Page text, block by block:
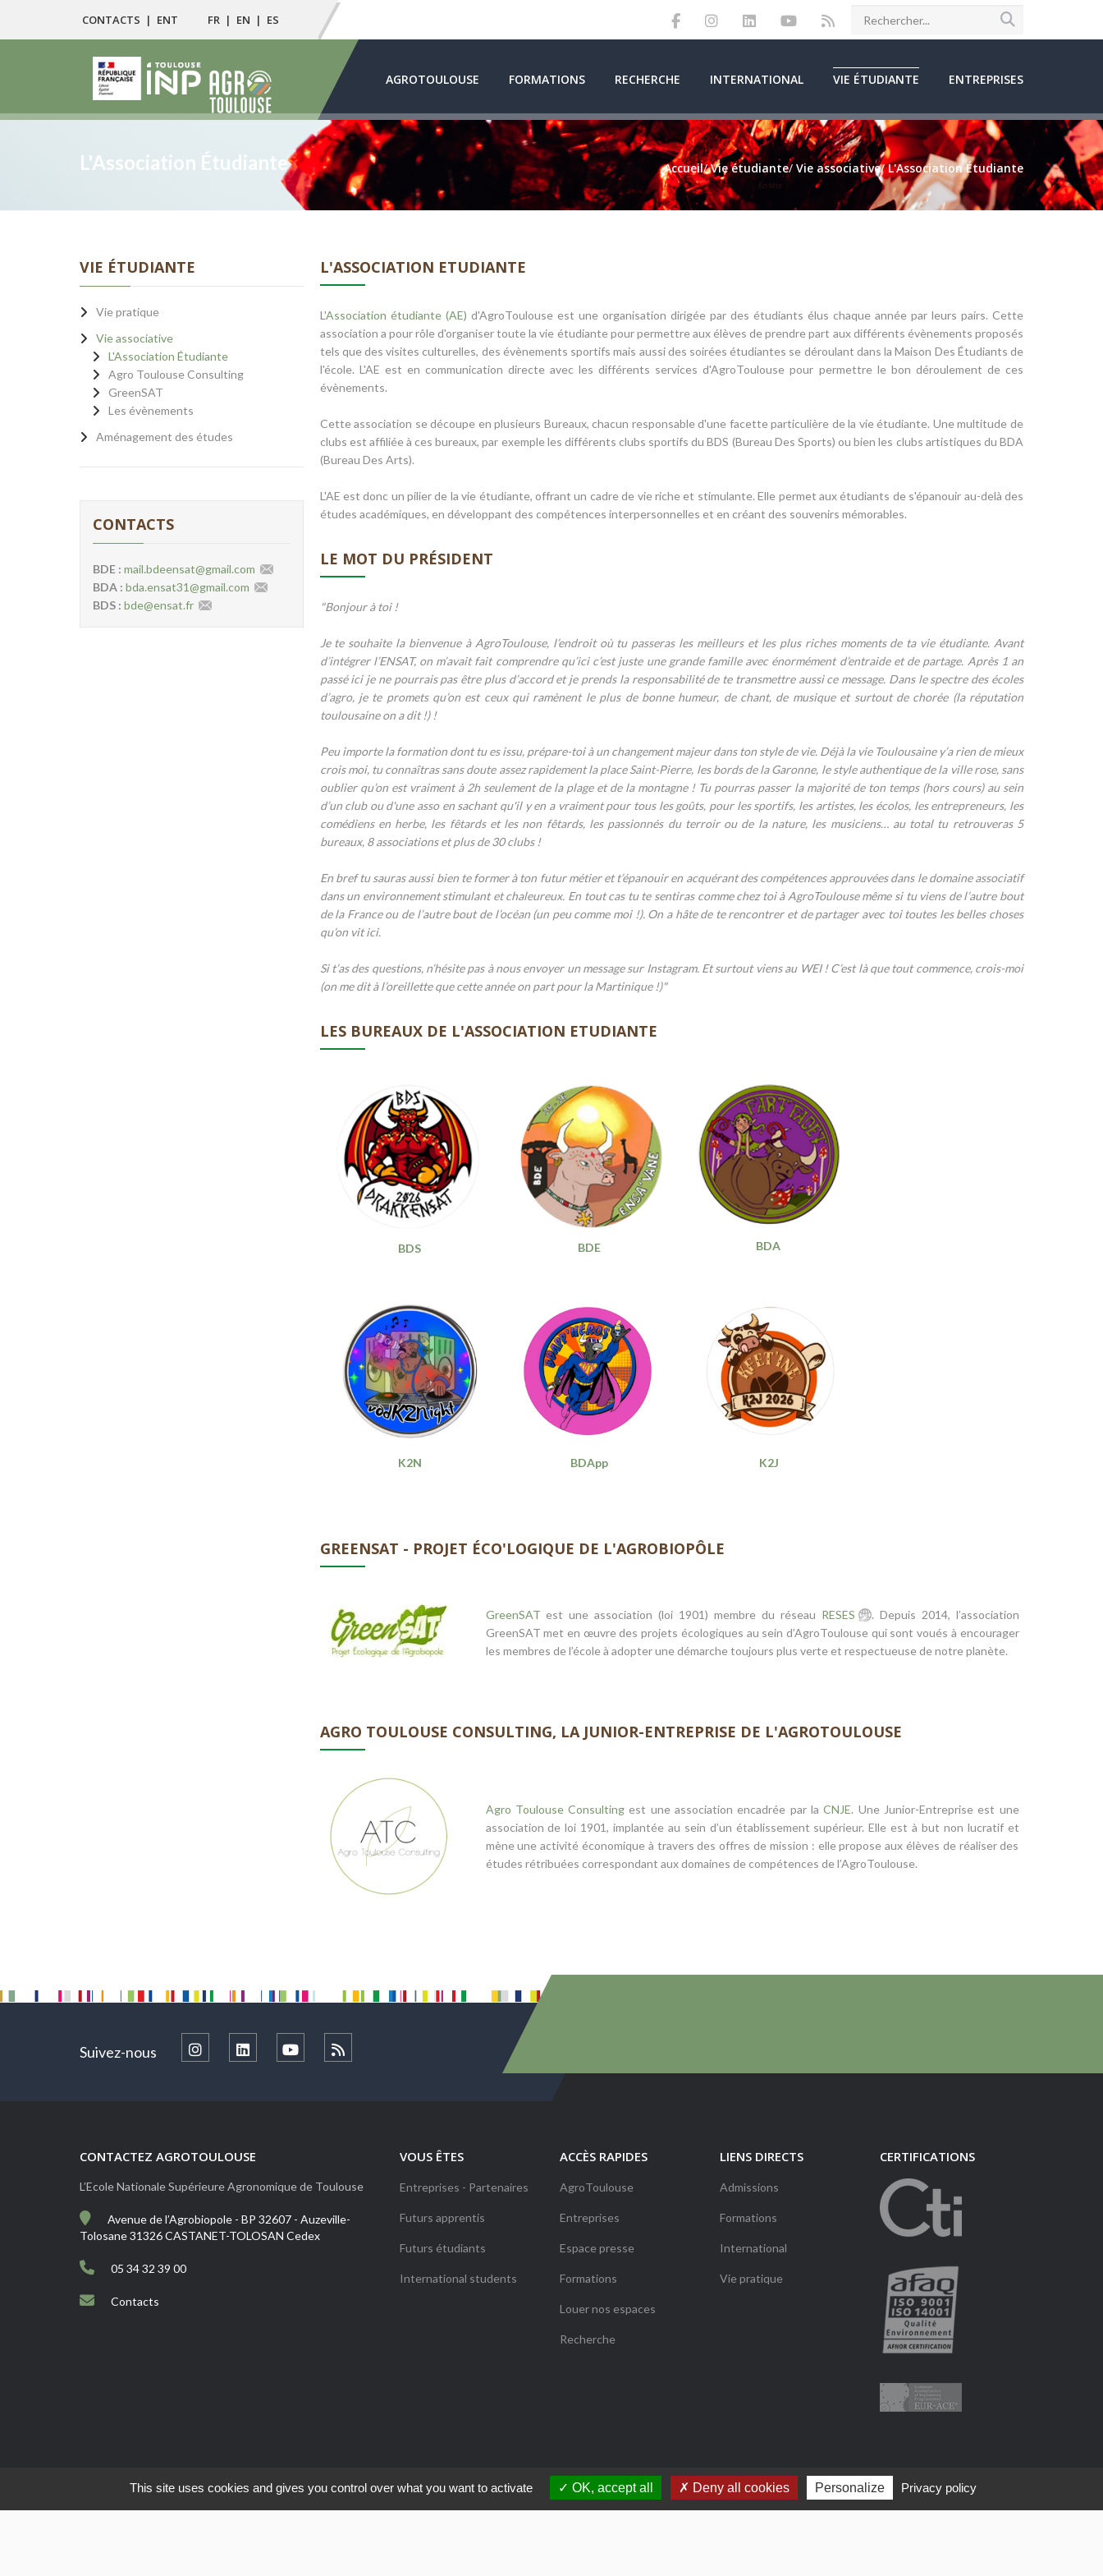
CONTACTS | ENT FR | EN | ES
AGROTOULOUSE FORMATIONS RECHERCHE INTERNATIONAL VIE ÉTUDIANTE ENTREPRISES
L'Association Étudiante Accueil/Vie étudiante/ Vie associative/L'Association Étudiante
L'ASSOCIATION ETUDIANTE
L'Association étudiante (AE) d'AgroToulouse est une organisation dirigée par des étudiants élus chaque année par leurs pairs. Cette
association a pour rôle d'organiser toute la vie étudiante pour permettre aux élèves de prendre part aux différents évènements proposés
tels que des visites culturelles, des évènements sportifs mais aussi des soirées étudiantes se déroulant dans la Maison Des Étudiants de
l'école. L'AE est en communication directe avec les différents services d'AgroToulouse pour permettre le bon déroulement de ces
évènements.
Cette association se découpe en plusieurs Bureaux, chacun responsable d'une facette particulière de la vie étudiante. Une multitude de
clubs est affiliée à ces bureaux, par exemple les différents clubs sportifs du BDS (Bureau Des Sports) ou bien les clubs artistiques du BDA
(Bureau Des Arts).
L'AE est donc un pilier de la vie étudiante, offrant un cadre de vie riche et stimulante. Elle permet aux étudiants de s'épanouir au-delà des
études académiques, en développant des compétences interpersonnelles et en créant des souvenirs mémorables.
LE MOT DU PRÉSIDENT
"Bonjour à toi !
Je te souhaite la bienvenue à AgroToulouse, l’endroit où tu passeras les meilleurs et les plus riches moments de ta vie étudiante. Avant
d’intégrer l’ENSAT, on m’avait fait comprendre qu’ici c’est juste une grande famille avec énormément d’entraide et de partage. Après 1 an
passé ici je ne pourrais pas être plus d’accord et je prends la responsabilité de te transmettre aussi ce message. Dans le spectre des écoles
d’agro, je te promets qu’on est ceux qui ramènent le plus de bonne humeur, de chant, de musique et surtout de chorée (la réputation
toulousaine on a dit !) !
Peu importe la formation dont tu es issu, prépare-toi à un changement majeur dans ton style de vie. Déjà la vie Toulousaine y’a rien de mieux
crois moi, tu connaîtras sans doute assez rapidement la place Saint-Pierre, les bords de la Garonne, le style authentique de la ville rose, sans
oublier qu’on est vraiment à 2h seulement de la plage et de la montagne ! Tu pourras passer la majorité de ton temps (hors cours) au sein
d’un club ou d'une asso en sachant qu'il y en a vraiment pour tous les goûts, pour les sportifs, les artistes, les écolos, les entrepreneurs, les
comédiens en herbe, les fêtards et les non fêtards, les passionnés du terroir ou de la nature, les musiciens… au total tu retrouveras 5
bureaux, 8 associations et plus de 30 clubs !
En bref tu sauras aussi bien te former à ton futur métier et t’épanouir en acquérant des compétences approuvées dans le domaine associatif
dans un environnement stimulant et chaleureux. En tout cas tu te sentiras comme chez toi à AgroToulouse même si tu viens de l’autre bout
de la France ou de l’autre bout de l’océan (un peu comme moi !). On a hâte de te rencontrer et de partager avec toi toutes les belles choses
qu’on vit ici.
Si t’as des questions, n’hésite pas à nous envoyer un message sur Instagram. Et surtout viens au WEI ! C’est là que tout commence, crois-moi
(on me dit à l’oreillette que cette année on part pour la Martinique !)"
LES BUREAUX DE L'ASSOCIATION ETUDIANTE
BDS BDE BDA
K2N BDApp K2J
GREENSAT - PROJET ÉCO'LOGIQUE DE L'AGROBIOPÔLE
GreenSAT est une association (loi 1901) membre du réseau RESES
. Depuis 2014, l’association
GreenSAT met en œuvre des projets écologiques au sein d’AgroToulouse qui sont voués à encourager
les membres de l’école à adopter une démarche toujours plus verte et respectueuse de notre planète.
AGRO TOULOUSE CONSULTING, LA JUNIOR-ENTREPRISE DE L'AGROTOULOUSE
Agro Toulouse Consulting est une association encadrée par laCNJE. Une Junior-Entreprise est une
association de loi 1901, implantée au sein d’un établissement supérieur. Elle est à but non lucratif et
mène une activité économique à travers des offres de mission : elle propose aux élèves de réaliser des
études rétribuées correspondant aux domaines de compétences de l’AgroToulouse.
VIE ÉTUDIANTE
Vie pratique
Vie associative
L'Association Étudiante
Agro Toulouse Consulting
GreenSAT
Les évènements
Aménagement des études
CONTACTS
BDE : mail.bdeensat@gmail.com
BDA : bda.ensat31@gmail.com
BDS : bde@ensat.fr
Suivez-nous
CONTACTEZ AGROTOULOUSE
L’Ecole Nationale Supérieure Agronomique de Toulouse
Avenue de l’Agrobiopole - BP 32607 - Auzeville-
Tolosane 31326 CASTANET-TOLOSAN Cedex
05 34 32 39 00
Contacts
VOUS ÊTES
Entreprises - Partenaires
Futurs apprentis
Futurs étudiants
International students
ACCÈS RAPIDES
AgroToulouse
Entreprises
Espace presse
Formations
Louer nos espaces
Recherche
LIENS DIRECTS
Admissions
Formations
International
Vie pratique
CERTIFICATIONS
This site uses cookies and gives you control over what you want to activate OK, accept all Deny all cookies Personalize Privacy policy